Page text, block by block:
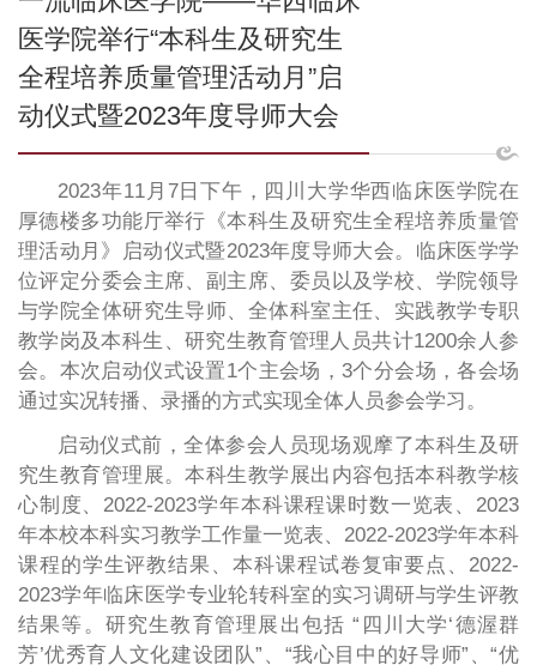
医学院举行“本科生及研究生
全程培养质量管理活动月”启
动仪式暨2023年度导师大会
2023年11月7日下午，四川大学华西临床医学院在
厚德楼多功能厅举行《本科生及研究生全程培养质量管
理活动月》启动仪式暨2023年度导师大会。临床医学学
位评定分委会主席、副主席、委员以及学校、学院领导
与学院全体研究生导师、全体科室主任、实践教学专职
教学岗及本科生、研究生教育管理人员共计1200余人参
会。本次启动仪式设置1个主会场，3个分会场，各会场
通过实况转播、录播的方式实现全体人员参会学习。
启动仪式前，全体参会人员现场观摩了本科生及研
究生教育管理展。本科生教学展出内容包括本科教学核
心制度、2022-2023学年本科课程课时数一览表、2023
年本校本科实习教学工作量一览表、2022-2023学年本科
课程的学生评教结果、本科课程试卷复审要点、2022-
2023学年临床医学专业轮转科室的实习调研与学生评教
结果等。研究生教育管理展出包括 “四川大学‘德渥群
芳’优秀育人文化建设团队”、“我心目中的好导师”、“优